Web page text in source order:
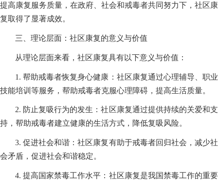
提高康复服务质量，在政府、社会和戒毒者共同努力下，社区康
复取得了显著成效。
三、理论层面：社区康复的意义与价值
从理论层面来看，社区康复具有以下意义与价值：
1. 帮助戒毒者恢复身心健康：社区康复通过心理辅导、职业
技能培训等服务，帮助戒毒者克服心理障碍，提高生活质量。
2. 防止复吸行为的发生：社区康复通过提供持续的关爱和支
持，帮助戒毒者建立健康的生活方式，降低复吸风险。
3. 促进社会和谐：社区康复有助于戒毒者回归社会，减少社
会矛盾，促进社会和谐稳定。
4. 提高国家禁毒工作水平：社区康复是我国禁毒工作的重要